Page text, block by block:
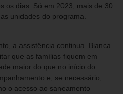
os dias. Só em 2023, mais de 30
unidades do programa.
a assistência continua. Bianca
que as famílias fiquem em
maior do que no início do
e, se necessário,
o acesso ao saneamento